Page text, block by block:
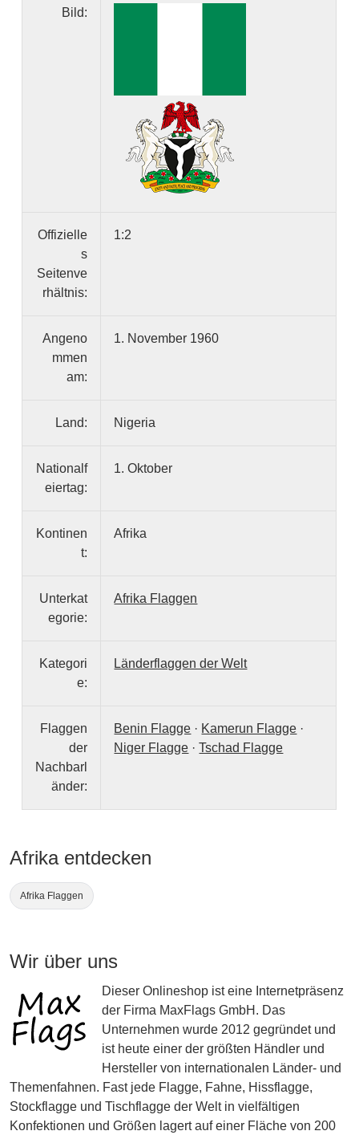
Bild:
Offizielle
s
Seitenve
rhältnis:
1:2
Angeno
mmen
am:
1. November 1960
Land: Nigeria
Nationalf
eiertag:
1. Oktober
Kontinen
t:
Afrika
Unterkat
egorie:
Afrika Flaggen
Kategori
e:
Länderflaggen der Welt
Flaggen
der
Nachbarl
änder:
Benin Flagge · Kamerun Flagge ·
Niger Flagge ·Tschad Flagge
Afrika entdecken
Afrika Flaggen
Wir über uns
Dieser Onlineshop ist eine Internetpräsenz
der Firma MaxFlags GmbH. Das
Unternehmen wurde 2012 gegründet und
ist heute einer der größten Händler und
Hersteller von internationalen Länder- und
Themenfahnen. Fast jede Flagge, Fahne, Hissflagge,
Stockflagge und Tischflagge der Welt in vielfältigen
Konfektionen und Größen lagert auf einer Fläche von 200